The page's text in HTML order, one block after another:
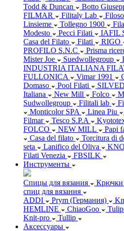
Todd & Duncan
Botto
FILMAR
Filitaly Lab
Linsieme
Tollegno 1900
Modesto
Pecci Filati IAFIL
Casa del Filato
Filati RIGO
PROFILO S.N.C
Prisma
Mister Joe
Suedwollegroup
INDUSTRIA ITALIANA
FULLONICA
Vimar 1991
Domaso
Pool Filati
Italiana
New Mill Folco
Sudwollegroup
Filitali lab
Monticolor SPA
Linea Piu
Filmar
Tesco S.P.A
FOLCO
NEW MILL Papi
Casa del filato
Torcitura di
seta
Lanifico del Oliva
Filati Venezia
FBSILK
Инструменты
Спицы для вязания Крючки
спиц для вязания
ADDI
Prym (Германия)
HEMLINE
ChiaoGoo Tulip
Knit-pro
Tullip
Аксессуары